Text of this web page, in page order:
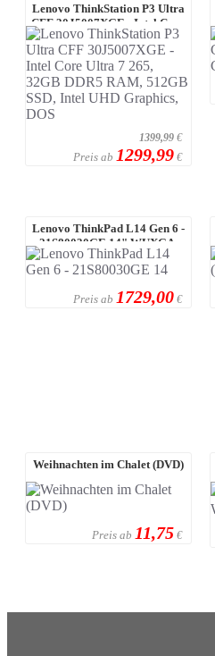
Lenovo ThinkStation P3 Ultra
CFF 30J5007XGE - Intel Core
Ultra 7 ...
1399,99€
Preis ab 1299,99€
Lenovo ThinkPad L14 Gen 6 -
21S80030GE 14" WUXGA,
AMD Ryzen™ 7 P ...
Preis ab 1729,00€
Weihnachten im Chalet (DVD)
Preis ab 11,75 €